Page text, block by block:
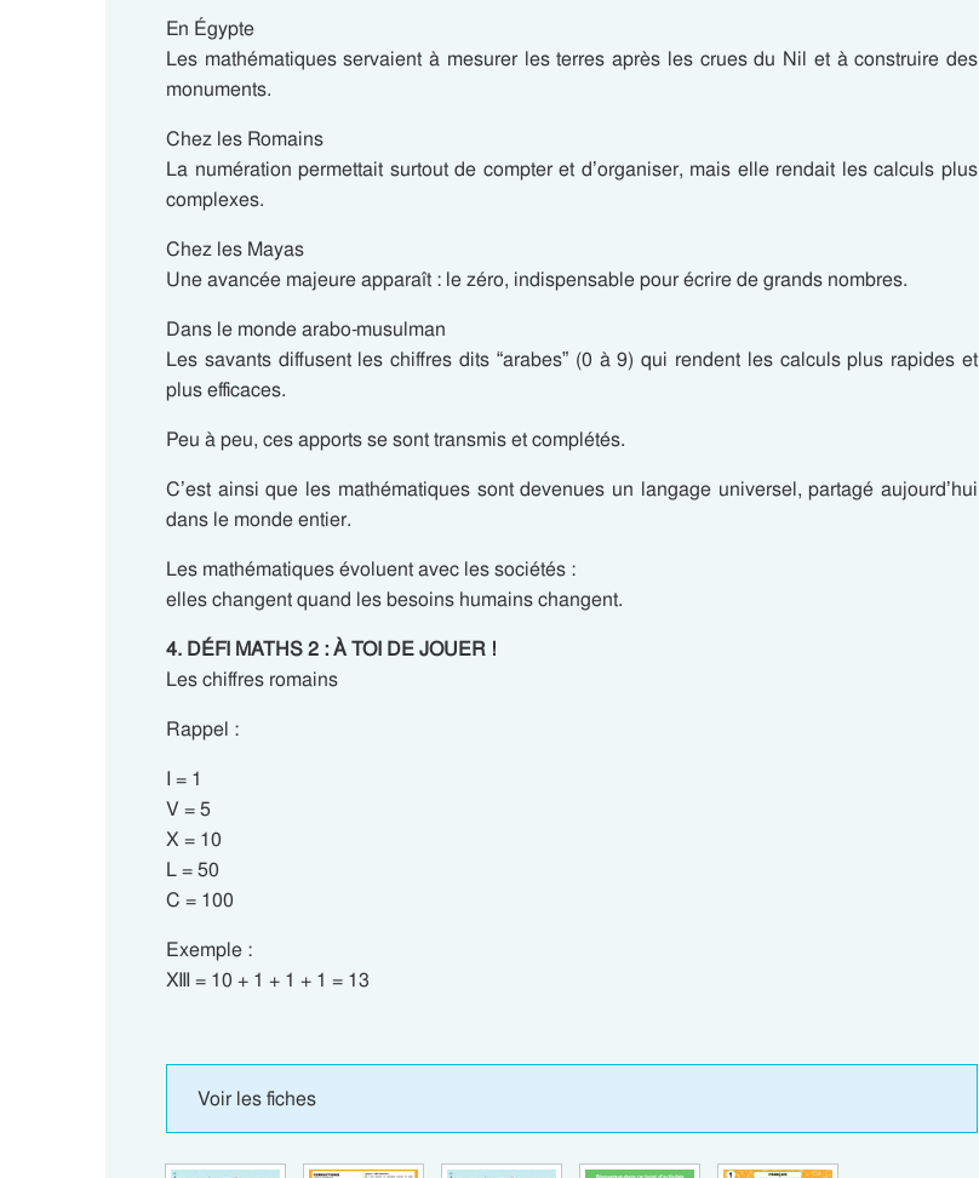
En Égypte
Les mathématiques servaient à mesurer les terres après les crues du Nil et à construire des
monuments.
Chez les Romains
La numération permettait surtout de compter et d’organiser, mais elle rendait les calculs plus
complexes.
Chez les Mayas
Une avancée majeure apparaît : le zéro, indispensable pour écrire de grands nombres.
Dans le monde arabo-musulman
Les savants diffusent les chiffres dits “arabes” (0 à 9) qui rendent les calculs plus rapides et
plus efficaces.
Peu à peu, ces apports se sont transmis et complétés.
C’est ainsi que les mathématiques sont devenues un langage universel, partagé aujourd’hui
dans le monde entier.
Les mathématiques évoluent avec les sociétés :
elles changent quand les besoins humains changent.
4. DÉFI MATHS 2 : À TOI DE JOUER !
Les chiffres romains
Rappel :
I = 1
V = 5
X = 10
L = 50
C = 100
Exemple :
XIII = 10 + 1 + 1 + 1 = 13
Voir les fiches